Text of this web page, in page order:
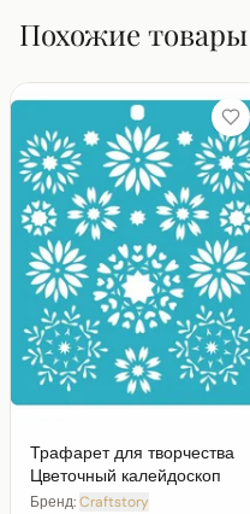
Похожие товары
Трафарет для творчества
Цветочный калейдоскоп
Бренд:Craftstory